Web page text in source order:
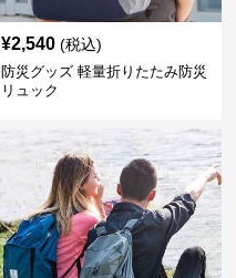
¥2,540 (税込)
防災グッズ 軽量折りたたみ防災
リュック